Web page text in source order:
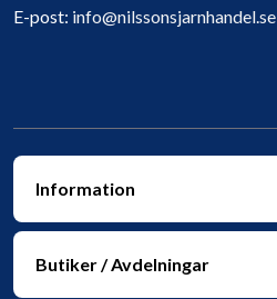
E-post: info@nilssonsjarnhandel.se
Information
Butiker / Avdelningar